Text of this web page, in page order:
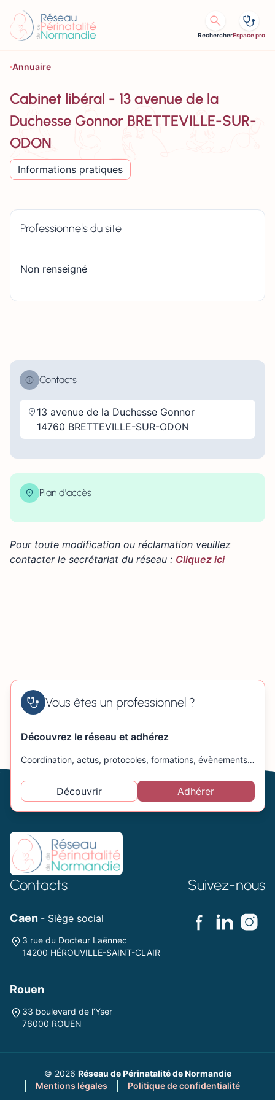
RechercherEspace pro
Annuaire
Cabinet libéral - 13 avenue de la
Duchesse Gonnor BRETTEVILLE-SUR-
ODON
Informations pratiques
Professionnels du site
Non renseigné
Contacts
13 avenue de la Duchesse Gonnor
14760 BRETTEVILLE-SUR-ODON
Plan d'accès
BRETTEVILLE-SUR-ODON
×
−
Pour toute modification ou réclamation veuillez
contacter le secrétariat du réseau : Cliquez ici
Vous êtes un professionnel ?
Découvrez le réseau et adhérez
Coordination, actus, protocoles, formations, évènements…
Découvrir Adhérer
Contacts
Caen - Siège social
3 rue du Docteur Laënnec
14200 HÉROUVILLE-SAINT-CLAIR
Rouen
33 boulevard de l’Yser
76000 ROUEN
Suivez-nous
© 2026 Réseau de Périnatalité de Normandie
Mentions légales
Politique de confidentialité